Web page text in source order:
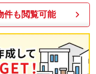
件も閲覧可能